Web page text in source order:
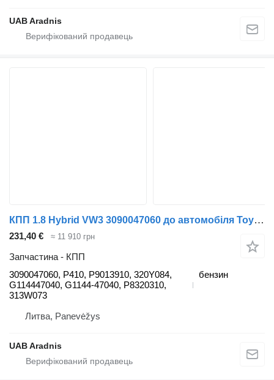
UAB Aradnis
КПП 1.8 Hybrid VW3 3090047060 до автомобіля Toyota PRIUS W3
231,40 € ≈ 11 910 грн
Запчастина - КПП
3090047060, P410, P9013910, 320Y084,
G114447040, G1144-47040, P8320310,
313W073
бензин
Литва, Panevėžys
UAB Aradnis